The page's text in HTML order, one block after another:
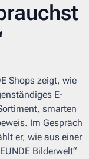
Shops zeigt, wie
E-
smarten
Im Gespräch
er, wie aus einer
Bilderwelt“